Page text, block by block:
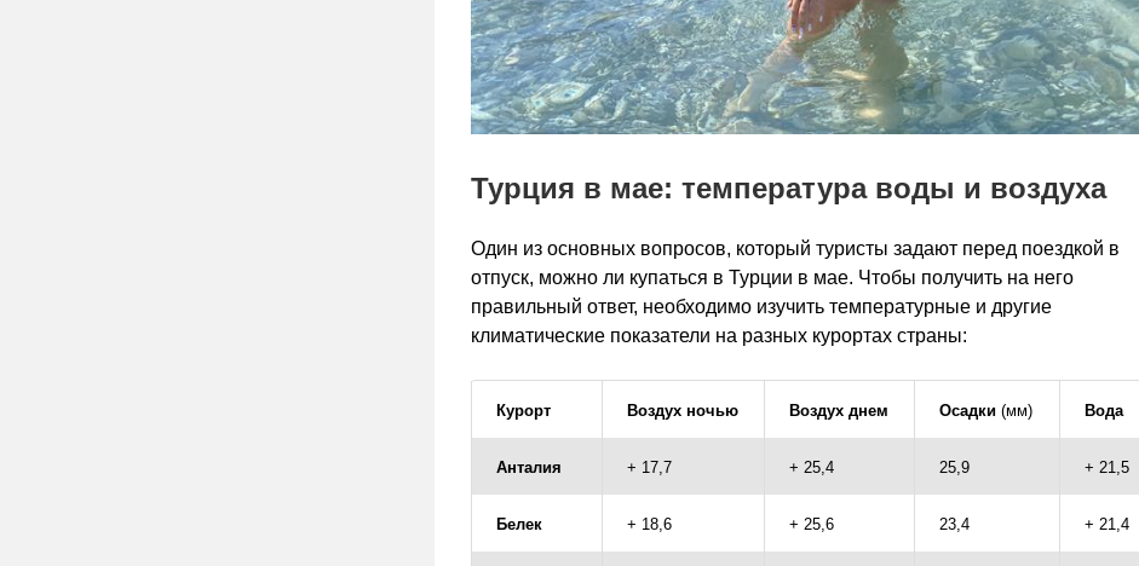
Турция в мае: температура воды и воздуха
Один из основных вопросов, который туристы задают перед поездкой в
отпуск, можно ли купаться в Турции в мае. Чтобы получить на него
правильный ответ, необходимо изучить температурные и другие
климатические показатели на разных курортах страны:
Курорт Воздух ночью Воздух днем Осадки (мм) Вода
Анталия + 17,7 + 25,4 25,9 + 21,5
Белек + 18,6 + 25,6 23,4 + 21,4